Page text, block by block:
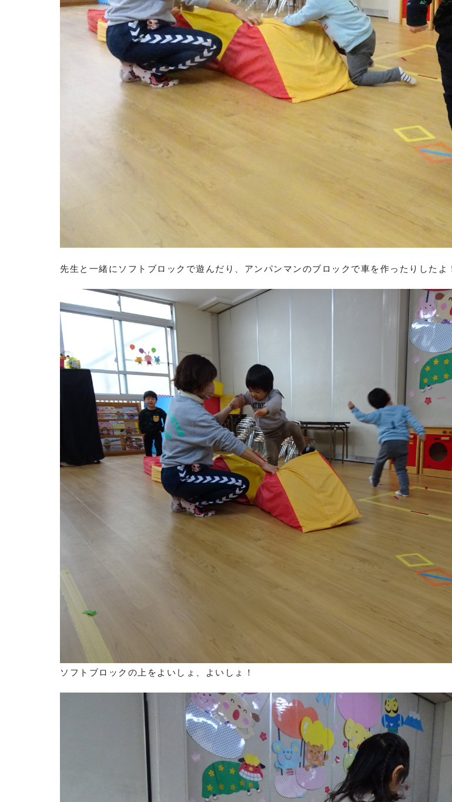
先生と一緒にソフトブロックで遊んだり、アンパンマンのブロックで車を作ったりしたよ
ソフトブロックの上をよいしょ、よいしょ！